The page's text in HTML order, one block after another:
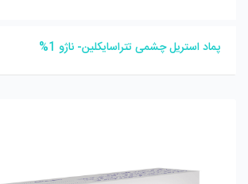
پماد استریل چشمی تتراسایکلین- ناژو 1%